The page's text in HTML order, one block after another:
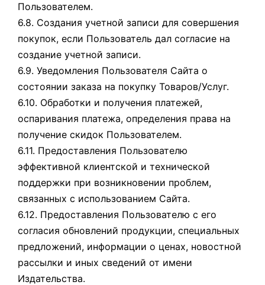
Пользователем.
6.8. Создания учетной записи для совершения
покупок, если Пользователь дал согласие на
создание учетной записи.
6.9. Уведомления Пользователя Сайта о
состоянии заказа на покупку Товаров/Услуг.
6.10. Обработки и получения платежей,
оспаривания платежа, определения права на
получение скидок Пользователем.
6.11. Предоставления Пользователю
эффективной клиентской и технической
поддержки при возникновении проблем,
связанных с использованием Сайта.
6.12. Предоставления Пользователю с его
согласия обновлений продукции, специальных
предложений, информации о ценах, новостной
рассылки и иных сведений от имени
Издательства.